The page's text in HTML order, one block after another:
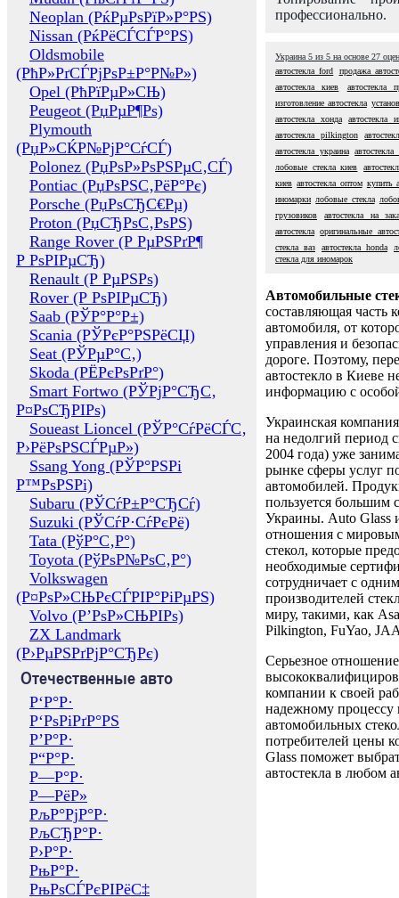
Neoplan (РќРµРѕРїР»Р°РЅ)
Nissan (РќРёСЃСЃР°РЅ)
Oldsmobile
(РћР»РґСЃРјРѕР±Р°Р№Р»)
Opel (РћРїРµР»СЊ)
Peugeot (РџРµР¶Рѕ)
Plymouth
(РџР»СЌР№РјР°СѓСЃ)
Polonez (РџРѕР»РѕРЅРµС‚СЃ)
Pontiac (РџРѕРЅС‚РёР°Рє)
Porsche (РџРѕСЂС€Рµ)
Proton (РџСЂРѕС‚РѕРЅ)
Range Rover (Р РµРЅРґР¶
Р РѕРІРµСЂ)
Renault (Р РµРЅРѕ)
Rover (Р РѕРІРµСЂ)
Saab (РЎР°Р°Р±)
Scania (РЎРєР°РЅРёСЏ)
Seat (РЎРµР°С‚)
Skoda (РЁРєРѕРґР°)
Smart Fortwo (РЎРјР°СЂС‚
Р¤РѕСЂРІРѕ)
Soueast Lioncel (РЎР°СѓРёСЃС‚
Р›РёРѕРЅСЃРµР»)
Ssang Yong (РЎР°РЅРі
Р™РѕРЅРі)
Subaru (РЎСѓР±Р°СЂСѓ)
Suzuki (РЎСѓР·СѓРєРё)
Tata (РўР°С‚Р°)
Toyota (РўРѕР№РѕС‚Р°)
Volkswagen
(Р¤РѕР»СЊРєСЃРІР°РіРµРЅ)
Volvo (Р’РѕР»СЊРІРѕ)
ZX Landmark
(Р›РµРЅРґРјР°СЂРє)
Отечественные авто
Р‘Р°Р·
Р‘РѕРіРґР°РЅ
Р’Р°Р·
Р“Р°Р·
Р—Р°Р·
Р—РёР»
РљР°РјР°Р·
РљСЂР°Р·
Р›Р°Р·
РњР°Р·
РњРѕСЃРєРІРёС‡
профессионально.
Украина 5 из 5 на основе 27
автостекла ford
продажа
автостекла киев
автостекла
изготовление автостекла
автостекла хонда
автостекла
автостекла pilkington
автостекла украина
лобовые стекла киев
киев автостекла оптом купить
иномарки лобовые стекла
грузовиков
автостекла на
автостекла оригинальные
стекла ваз
автостекла honda
стекла для иномарок
Автомобильные
составляющая часть
автомобиля, от
управления и
дороге. Поэтому,
автостекло в Киеве
информацию с
Украинская
на недолгий период
2004 года) уже
рынке сферы услуг
автомобилей.
пользуется большим
Украины. Auto Glass
отношения с
стекол, которые
необходимые
сотрудничает с
производителей
миру, такими, как
Pilkington, FuYao,
Серьезное отношение
компании к своей
надежному процессу
автомобильных
потребителей цены
Glass поможет
автостекла в любом